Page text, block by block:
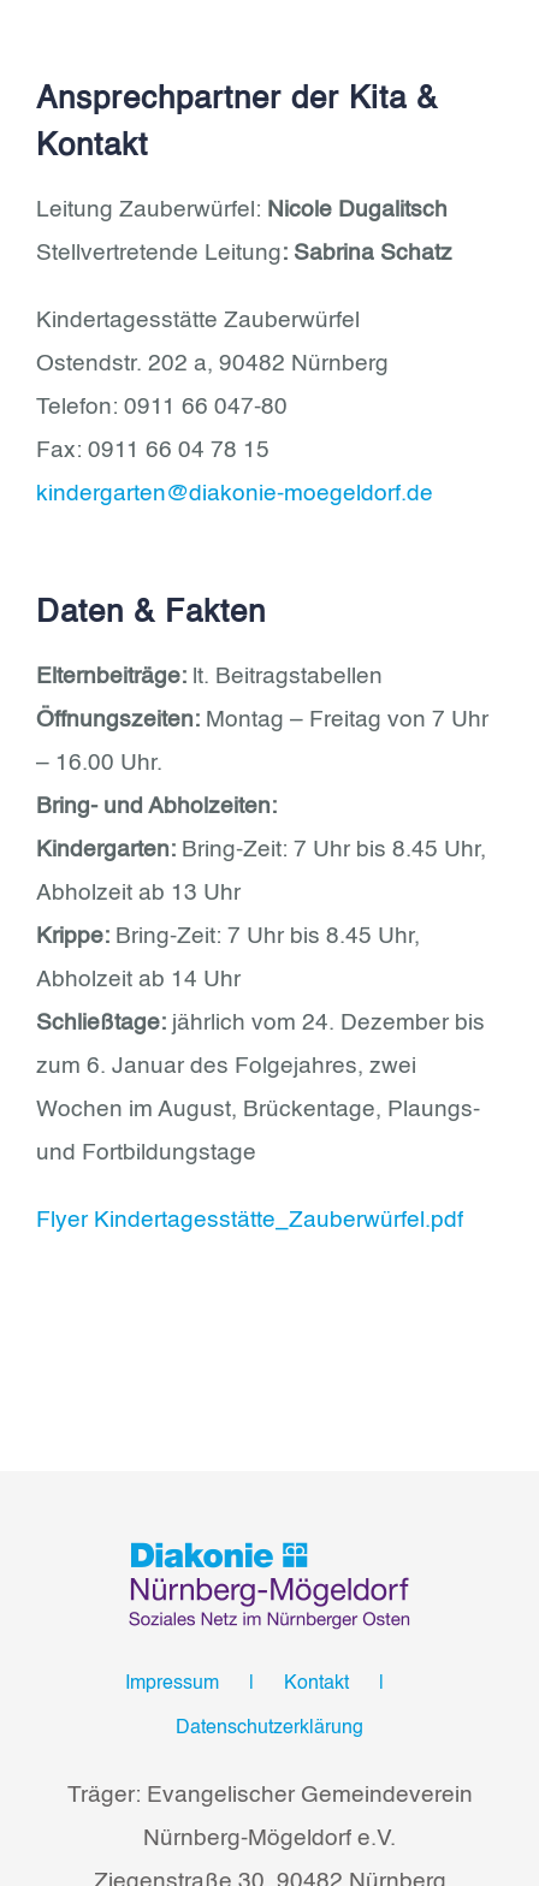
Ansprechpartner der Kita &
Kontakt
Leitung Zauberwürfel: Nicole Dugalitsch
Stellvertretende Leitung: Sabrina Schatz
Kindertagesstätte Zauberwürfel
Ostendstr. 202 a, 90482 Nürnberg
Telefon: 0911 66 047-80
Fax: 0911 66 04 78 15
kindergarten@diakonie-moegeldorf.de
Daten & Fakten
Elternbeiträge: lt. Beitragstabellen
Öffnungszeiten: Montag – Freitag von 7 Uhr
– 16.00 Uhr.
Bring- und Abholzeiten:
Kindergarten: Bring-Zeit: 7 Uhr bis 8.45 Uhr,
Abholzeit ab 13 Uhr
Krippe: Bring-Zeit: 7 Uhr bis 8.45 Uhr,
Abholzeit ab 14 Uhr
Schließtage: jährlich vom 24. Dezember bis
zum 6. Januar des Folgejahres, zwei
Wochen im August, Brückentage, Plaungs-
und Fortbildungstage
Flyer Kindertagesstätte_Zauberwürfel.pdf
Impressum Kontakt
Datenschutzerklärung
Träger: Evangelischer Gemeindeverein
Nürnberg-Mögeldorf e.V.